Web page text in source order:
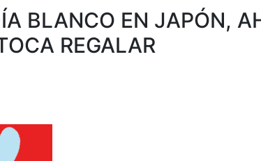
BLANCO EN JAPÓN,
REGALAR